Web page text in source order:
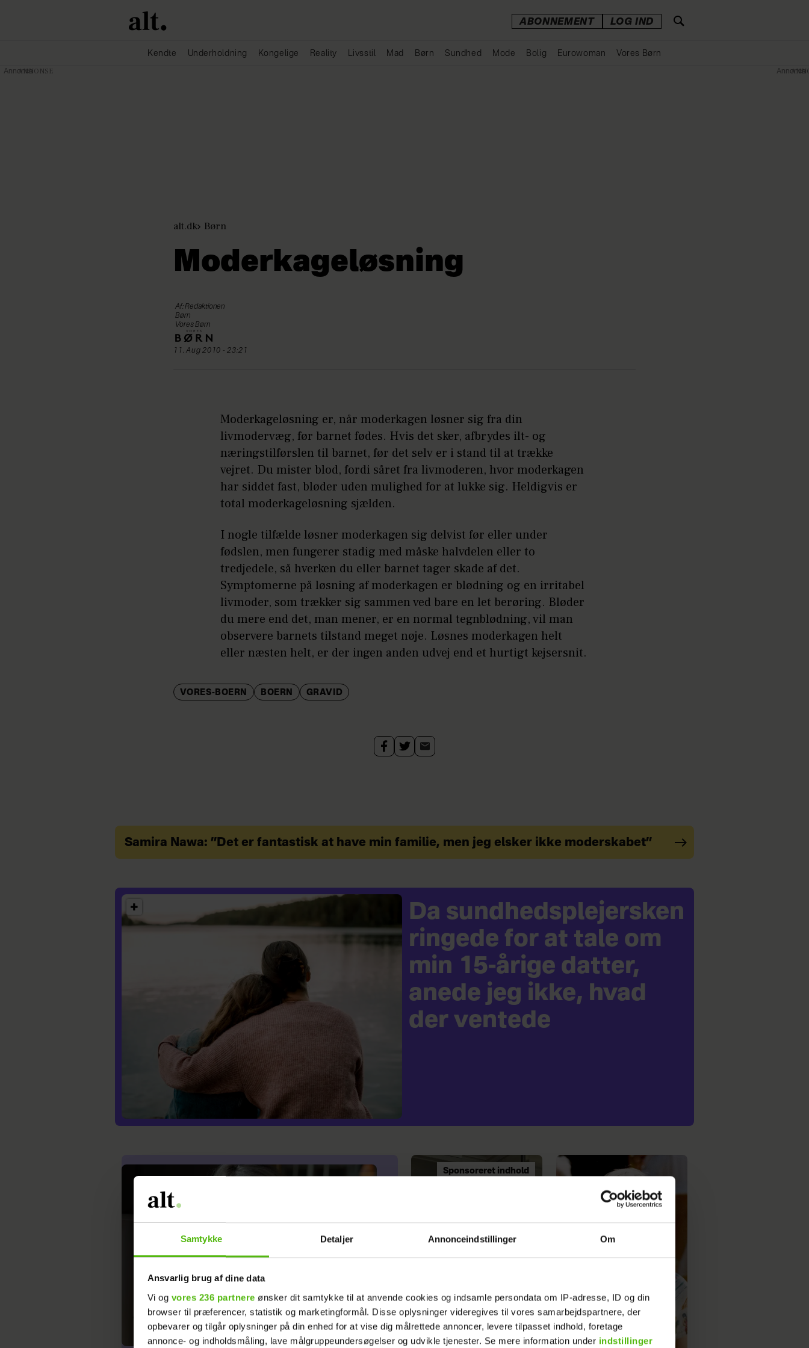
Samtykke Detaljer Annonceindstillinger Om
Ansvarlig brug af dine data
Vi og vores 236 partnere ønsker dit samtykke til at anvende cookies og indsamle persondata om IP-adresse, ID og din
browser til præferencer, statistik og marketingformål. Disse oplysninger videregives til vores samarbejdspartnere, der
opbevarer og tilgår oplysninger på din enhed for at vise dig målrettede annoncer, levere tilpasset indhold, foretage
annonce- og indholdsmåling, lave målgruppeundersøgelser og udvikle tjenester. Se mere information under indstillinger
ABONNEMENT LOG IND
Kendte Underholdning Kongelige Reality Livsstil Mad Børn Sundhed Mode Bolig Eurowoman Vores Børn
alt.dk Børn
Moderkageløsning
Af: Redaktionen
Børn
Vores Børn
11. Aug 2010 - 23:21
Moderkageløsning er, når moderkagen løsner sig fra din
livmodervæg, før barnet fødes. Hvis det sker, afbrydes ilt- og
næringstilførslen til barnet, før det selv er i stand til at trække
vejret. Du mister blod, fordi såret fra livmoderen, hvor moderkagen
har siddet fast, bløder uden mulighed for at lukke sig. Heldigvis er
total moderkageløsning sjælden.
I nogle tilfælde løsner moderkagen sig delvist før eller under
fødslen, men fungerer stadig med måske halvdelen eller to
tredjedele, så hverken du eller barnet tager skade af det.
Symptomerne på løsning af moderkagen er blødning og en irritabel
livmoder, som trækker sig sammen ved bare en let berøring. Bløder
du mere end det, man mener, er en normal tegnblødning, vil man
observere barnets tilstand meget nøje. Løsnes moderkagen helt
eller næsten helt, er der ingen anden udvej end et hurtigt kejsersnit.
VORES-BOERN BOERN GRAVID
Samira Nawa: ”Det er fantastisk at have min familie, men jeg elsker ikke moderskabet”
Da sundhedsplejersken
ringede for at tale om
min 15-årige datter,
anede jeg ikke, hvad
der ventede
Sponsoreret indhold
Annonce Annonce